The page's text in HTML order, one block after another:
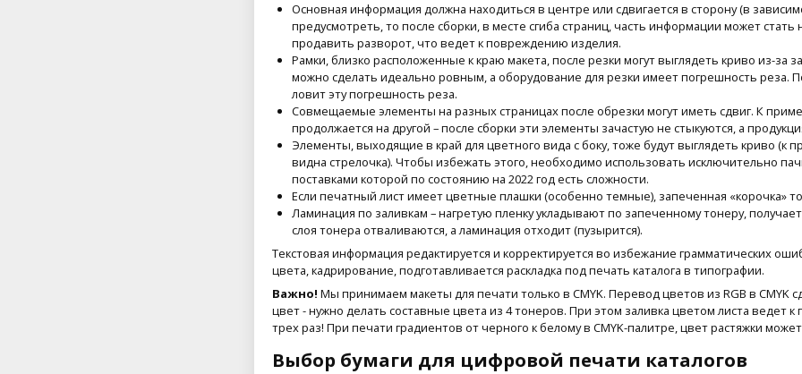
Основная информация должна находиться в центре или сдвигается в сторону (в
предусмотреть, то после сборки, в месте сгиба страниц, часть информации может
продавить разворот, что ведет к повреждению изделия.
Рамки, близко расположенные к краю макета, после резки могут выглядеть криво из-за
можно сделать идеально ровным, а оборудование для резки имеет погрешность реза.
ловит эту погрешность реза.
Совмещаемые элементы на разных страницах после обрезки могут иметь сдвиг. К
продолжается на другой – после сборки эти элементы зачастую не стыкуются, а
Элементы, выходящие в край для цветного вида с боку, тоже будут выглядеть криво (к
видна стрелочка). Чтобы избежать этого, необходимо использовать исключительно
поставками которой по состоянию на 2022 год есть сложности.
Если печатный лист имеет цветные плашки (особенно темные), запеченная «корочка»
Ламинация по заливкам – нагретую пленку укладывают по запеченному тонеру,
слоя тонера отваливаются, а ламинация отходит (пузырится).
Текстовая информация редактируется и корректируется во избежание грамматических
цвета, кадрирование, подготавливается раскладка под печать каталога в типографии.
Важно! Мы принимаем макеты для печати только в CMYK. Перевод цветов из RGB в CMYK
цвет - нужно делать составные цвета из 4 тонеров. При этом заливка цветом листа ведет
трех раз! При печати градиентов от черного к белому в СMYK-палитре, цвет растяжки
Выбор бумаги для цифровой печати каталогов